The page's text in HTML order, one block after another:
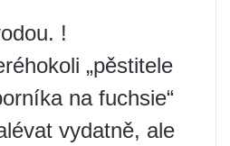
!
„pěstitele
na fuchsie“
vydatně, ale